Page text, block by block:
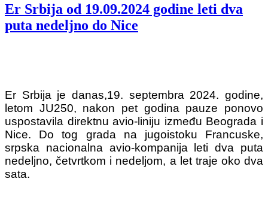
Er Srbija od 19.09.2024 godine leti dva
puta nedeljno do Nice
Er Srbija je danas,19. septembra 2024. godine,
letom JU250, nakon pet godina pauze ponovo
uspostavila direktnu avio-liniju između Beograda i
Nice. Do tog grada na jugoistoku Francuske,
srpska nacionalna avio-kompanija leti dva puta
nedeljno, četvrtkom i nedeljom, a let traje oko dva
sata.